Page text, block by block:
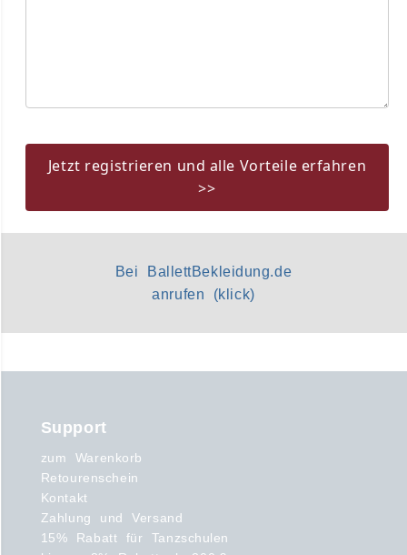
Jetzt registrieren und alle Vorteile erfahren
>>
Bei BallettBekleidung.de
anrufen (klick)
Support
zum Warenkorb
Retourenschein
Kontakt
Zahlung und Versand
15% Rabatt für Tanzschulen